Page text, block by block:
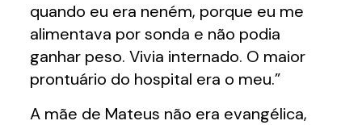
quando eu era neném, porque eu me
alimentava por sonda e não podia
ganhar peso. Vivia internado. O maior
prontuário do hospital era o meu.”
A mãe de Mateus não era evangélica,